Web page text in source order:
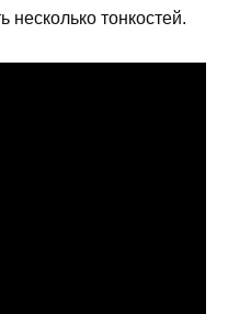
несколько тонкостей.